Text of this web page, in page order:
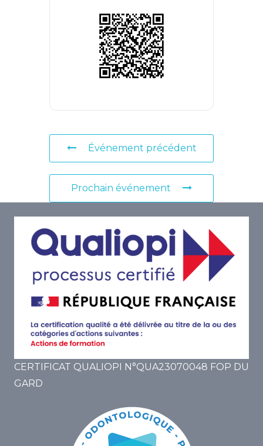
Événement précédent
Prochain événement
CERTIFICAT QUALIOPI N°QUA23070048 FOP DU
GARD